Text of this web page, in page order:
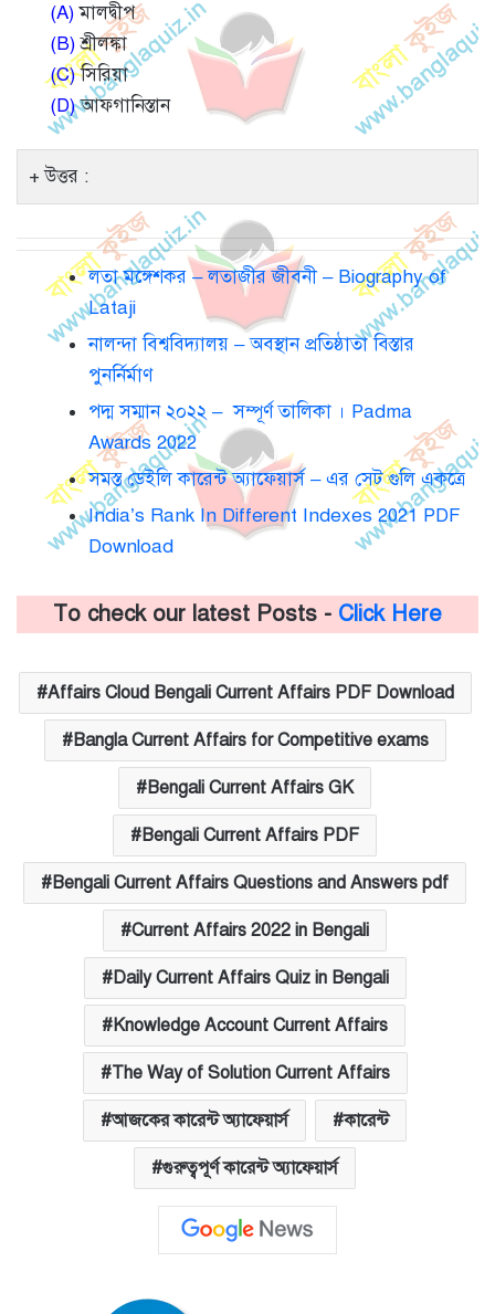
(A)মালদ্বীপ
(B)শ্রীলঙ্কা
(C)সিরিয়া
(D)আফগানিস্তান
উত্তর :
লতা মঙ্গেশকর – লতাজীর জীবনী – Biography of
Lataji
নালন্দা বিশ্ববিদ্যালয় – অবস্থান প্রতিষ্ঠাতা বিস্তার
পুনর্নির্মাণ
পদ্ম সম্মান ২০২২ – সম্পূর্ণ তালিকা । Padma
Awards 2022
সমস্ত ডেইলি কারেন্ট অ্যাফেয়ার্স – এর সেট গুলি একত্রে
India’s Rank In Different Indexes 2021 PDF
Download
To check our latest Posts - Click Here
Affairs Cloud Bengali Current Affairs PDF Download
Bangla Current Affairs for Competitive exams
Bengali Current Affairs GK
Bengali Current Affairs PDF
Bengali Current Affairs Questions and Answers pdf
Current Affairs 2022 in Bengali
Daily Current Affairs Quiz in Bengali
Knowledge Account Current Affairs
The Way of Solution Current Affairs
আজকের কারেন্ট অ্যাফেয়ার্স কারেন্ট
গুরুত্বপূর্ণ কারেন্ট অ্যাফেয়ার্স